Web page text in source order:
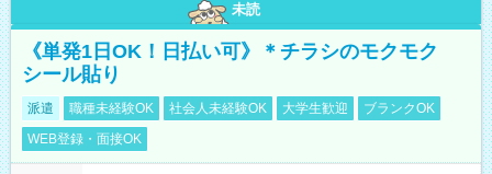
未読
《単発1日OK！日払い可》＊チラシのモクモク
シール貼り
派遣 職種未経験OK 社会人未経験OK 大学生歓迎
ブランクOK
WEB登録・面接OK